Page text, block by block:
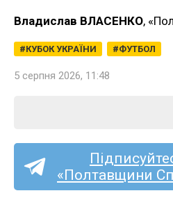
Владислав ВЛАСЕНКО,
КУБОК УКРАЇНИ ФУТБОЛ
5 серпня 2026, 11:48
«Полтавщини